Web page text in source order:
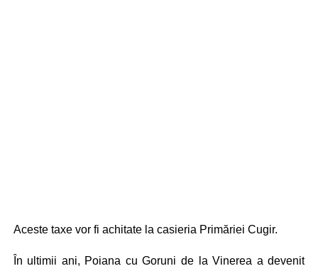
Aceste taxe vor fi achitate la casieria Primăriei Cugir.
În ultimii ani, Poiana cu Goruni de la Vinerea a devenit